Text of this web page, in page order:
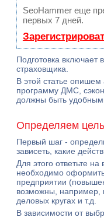
SeoHammer еще
первых 7 дней.
Подготовка
страховщика.
В этой статье
программу ДМС,
должны быть
Определяем цель
Первый шаг -
зависеть, какие
Для этого ответьте
необходимо
предприятии
возможны, например,
деловых кругах и т.д.
В зависимости от